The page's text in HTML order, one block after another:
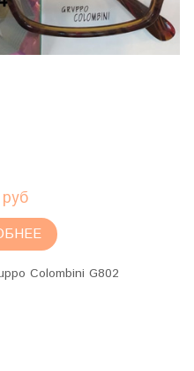
Colombini G802